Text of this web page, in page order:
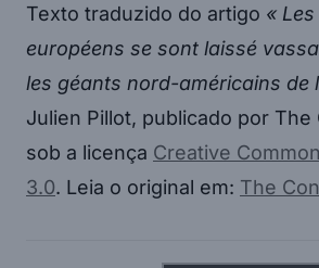
Texto traduzido do artigo «
européens se sont laissé
les géants nord-américains de
Julien Pillot, publicado por The
sob a licença Creative
3.0. Leia o original em: The